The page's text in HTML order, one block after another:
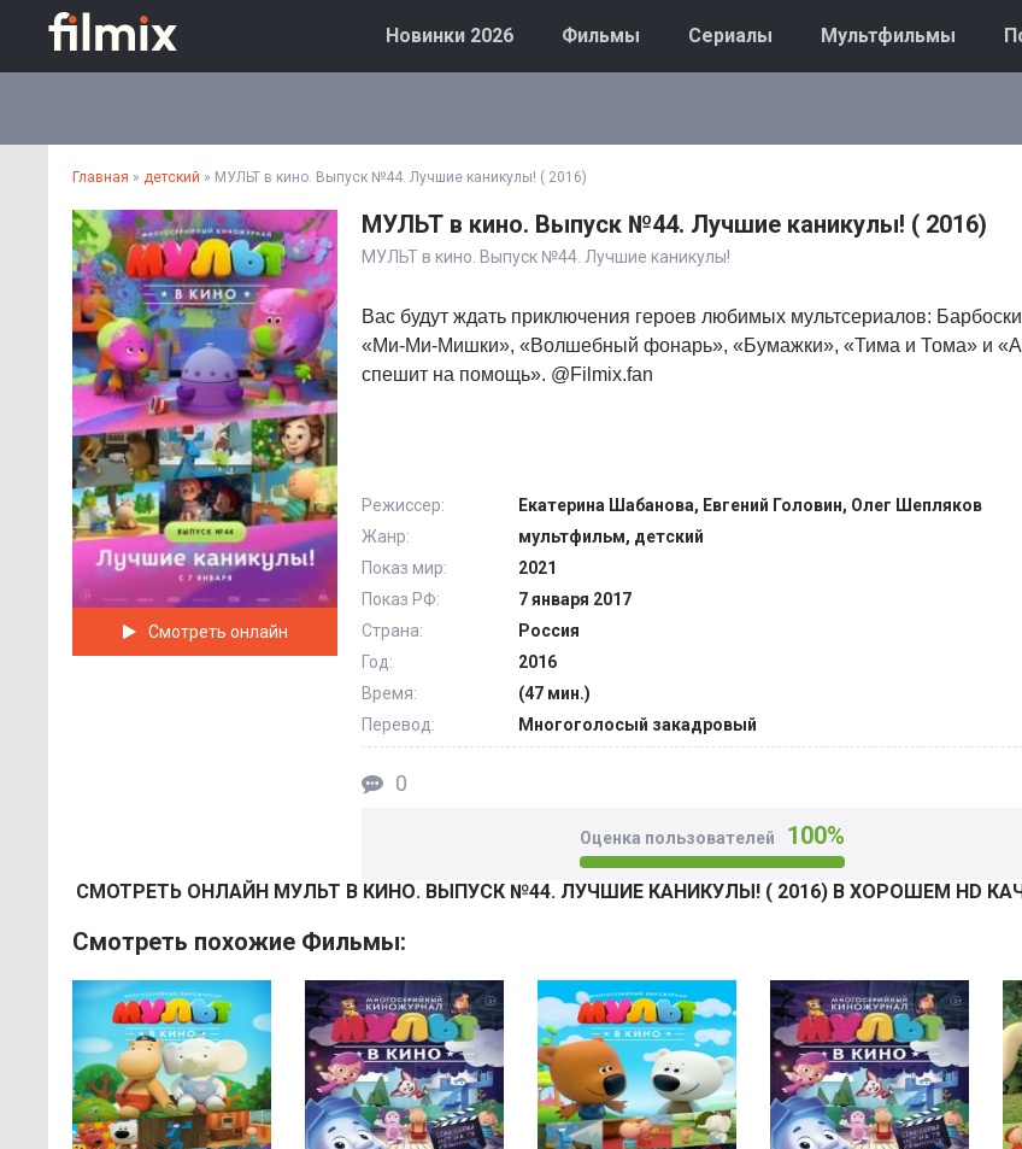
Новинки 2026 Фильмы Сериалы Мультфильмы
Главная » детский » МУЛЬТ в кино. Выпуск №44. Лучшие каникулы! ( 2016)
Смотреть онлайн
МУЛЬТ в кино. Выпуск №44. Лучшие каникулы! ( 2016)
МУЛЬТ в кино. Выпуск №44. Лучшие каникулы!
Вас будут ждать приключения героев любимых мультсериалов:
«Ми-Ми-Мишки», «Волшебный фонарь», «Бумажки», «Тима и Тома» и
спешит на помощь». @Filmix.fan
Режиссер:
Екатерина Шабанова, Евгений Головин, Олег Шепляков
Жанр:
мультфильм, детский
Показ мир:
2021
Показ РФ:
7 января 2017
Страна:
Россия
Год:
2016
Время:
(47 мин.)
Перевод:
Многоголосый закадровый
0
Оценка пользователей 100%
СМОТРEТЬ ОНЛАЙН МУЛЬТ В КИНО. ВЫПУСК №44. ЛУЧШИЕ КАНИКУЛЫ! ( 2016) В ХОРОШЕМ HD
Смотреть похожие Фильмы: